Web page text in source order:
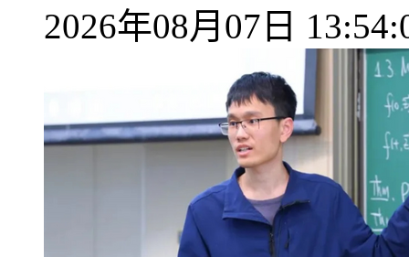
2026年08月07日